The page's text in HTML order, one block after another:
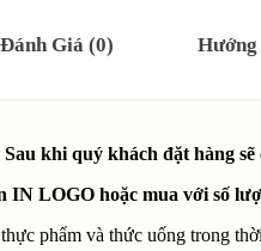
Đánh Giá (0) Hướng
khi quý khách đặt hàng
LOGO hoặc mua với số
thực phẩm và thức uống trong